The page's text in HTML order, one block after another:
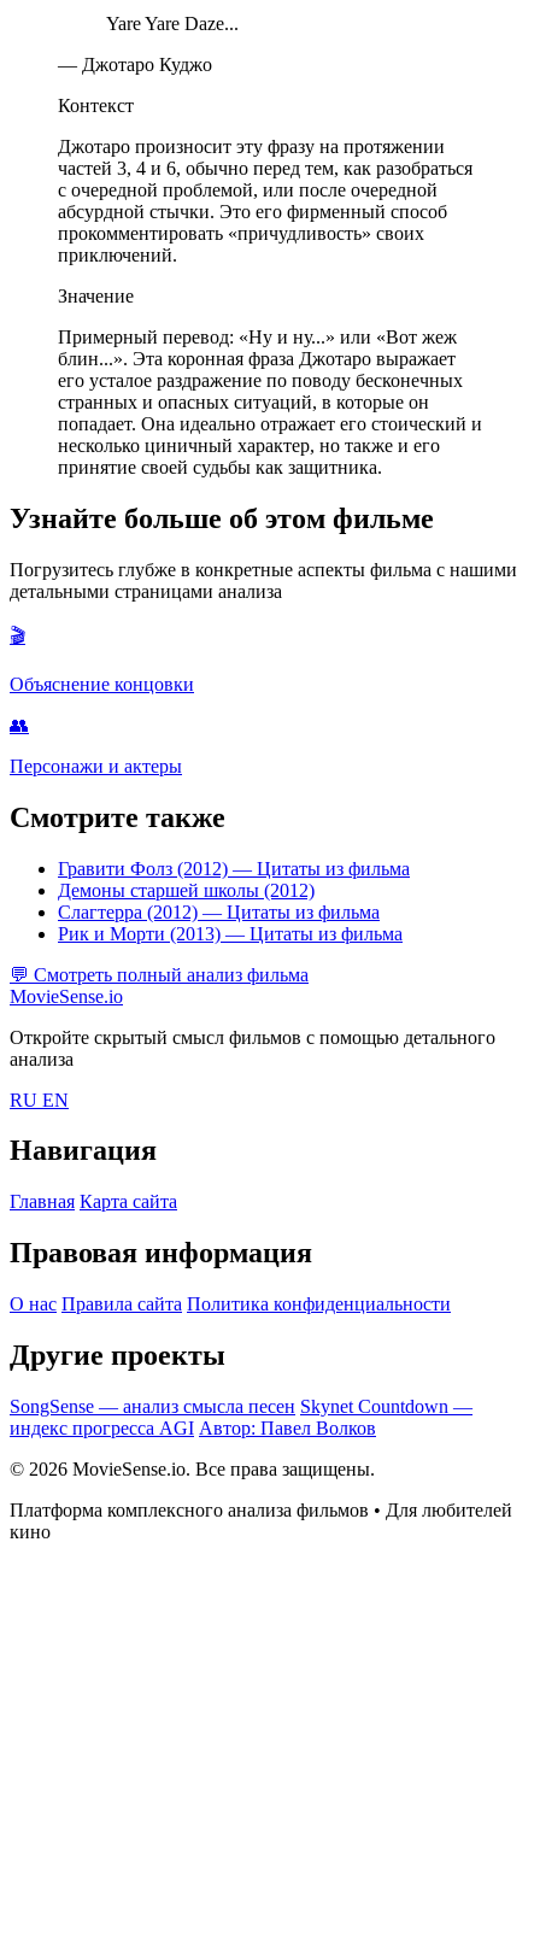
Yare Yare Daze...
— Джотаро Куджо
Контекст
Джотаро произносит эту фразу на протяжении
частей 3, 4 и 6, обычно перед тем, как разобраться
с очередной проблемой, или после очередной
абсурдной стычки. Это его фирменный способ
прокомментировать «причудливость» своих
приключений.
Значение
Примерный перевод: «Ну и ну...» или «Вот жеж
блин...». Эта коронная фраза Джотаро выражает
его усталое раздражение по поводу бесконечных
странных и опасных ситуаций, в которые он
попадает. Она идеально отражает его стоический и
несколько циничный характер, но также и его
принятие своей судьбы как защитника.
Узнайте больше об этом фильме
Погрузитесь глубже в конкретные аспекты фильма с нашими
детальными страницами анализа
🎬
Объяснение концовки
👥
Персонажи и актеры
Смотрите также
Гравити Фолз (2012) — Цитаты из фильма
Демоны старшей школы (2012)
Слагтерра (2012) — Цитаты из фильма
Рик и Морти (2013) — Цитаты из фильма
💬 Смотреть полный анализ фильма
MovieSense.io
Откройте скрытый смысл фильмов с помощью детального
анализа
RU EN
Навигация
Главная Карта сайта
Правовая информация
О нас Правила сайта Политика конфиденциальности
Другие проекты
SongSense — анализ смысла песен Skynet Countdown —
индекс прогресса AGI Автор: Павел Волков
© 2026 MovieSense.io. Все права защищены.
Платформа комплексного анализа фильмов • Для любителей
кино